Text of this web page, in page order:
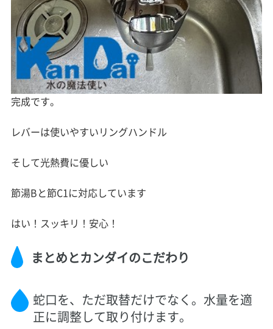
完成です。
レバーは使いやすいリングハンドル
そして光熱費に優しい
節湯Bと節C1に対応しています
はい！スッキリ！安心！
まとめとカンダイのこだわり
蛇口を、ただ取替だけでなく。水量を適
正に調整して取り付けます。